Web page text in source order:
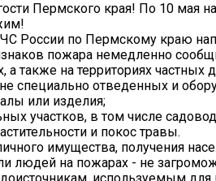
Пермского края! По 10 мая
России по Пермскому краю
пожара немедленно
а также на территориях
специально отведенных и
или изделия;
участков, в том числе
и покос травы.
имущества, получения
людей на пожарах - не